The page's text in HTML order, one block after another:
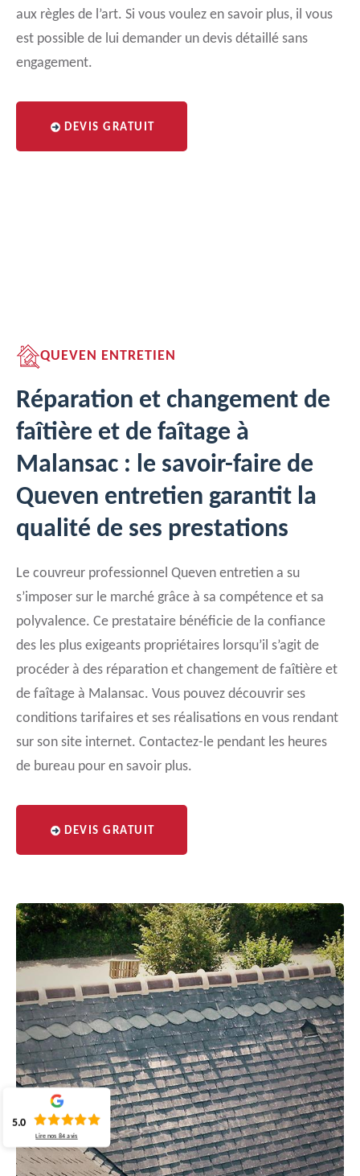
aux règles de l’art. Si vous voulez en savoir plus, il vous
est possible de lui demander un devis détaillé sans
engagement.
DEVIS GRATUIT
QUEVEN ENTRETIEN
Réparation et changement de
faîtière et de faîtage à
Malansac : le savoir-faire de
Queven entretien garantit la
qualité de ses prestations
Le couvreur professionnel Queven entretien a su
s’imposer sur le marché grâce à sa compétence et sa
polyvalence. Ce prestataire bénéficie de la confiance
des les plus exigeants propriétaires lorsqu’il s’agit de
procéder à des réparation et changement de faîtière et
de faîtage à Malansac. Vous pouvez découvrir ses
conditions tarifaires et ses réalisations en vous rendant
sur son site internet. Contactez-le pendant les heures
de bureau pour en savoir plus.
DEVIS GRATUIT
5.0
Lire nos84 avis